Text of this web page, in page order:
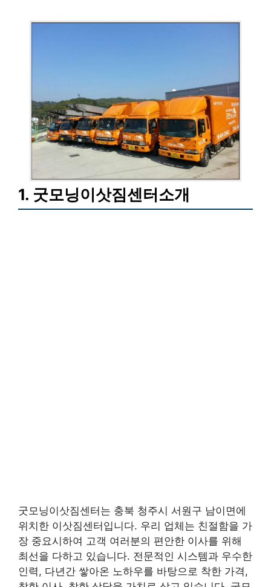
1. 굿모닝이삿짐센터소개
굿모닝이삿짐센터는 충북 청주시 서원구 남이면에
위치한 이삿짐센터입니다. 우리 업체는 친절함을 가
장 중요시하여 고객 여러분의 편안한 이사를 위해
최선을 다하고 있습니다. 전문적인 시스템과 우수한
인력, 다년간 쌓아온 노하우를 바탕으로 착한 가격,